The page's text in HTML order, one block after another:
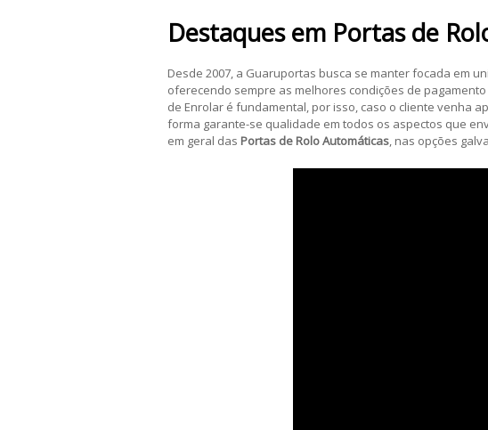
Destaques em Portas de
Desde 2007, a Guaruportas busca se manter focada em
oferecendo sempre as melhores condições de
de Enrolar é fundamental, por isso, caso o cliente venha
forma garante-se qualidade em todos os aspectos que
em geral das Portas de Rolo Automáticas, nas opções